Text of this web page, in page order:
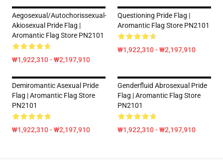
Aegosexual/Autochorissexual-
Akiosexual Pride Flag |
Aromantic Flag Store PN2101
₩1,922,310 - ₩2,197,910
Questioning Pride Flag |
Aromantic Flag Store PN2101
₩1,922,310 - ₩2,197,910
Demiromantic Asexual Pride
Flag | Aromantic Flag Store
PN2101
₩1,922,310 - ₩2,197,910
Genderfluid Abrosexual Pride
Flag | Aromantic Flag Store
PN2101
₩1,922,310 - ₩2,197,910